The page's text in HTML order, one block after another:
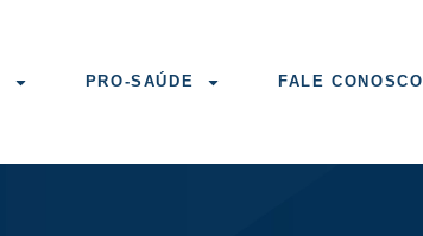
PRO-SAÚDE FALE CONOSCO